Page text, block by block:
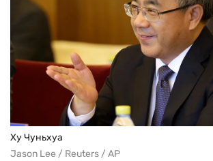
Ху Чуньхуа
Jason Lee / Reuters / AP